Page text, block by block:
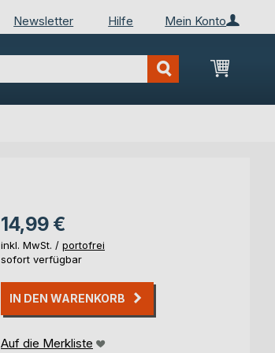
Mein Konto
Newsletter Hilfe
Mein
14,99 €
inkl. MwSt. / portofrei
sofort verfügbar
IN DEN WARENKORB
Auf die Merkliste